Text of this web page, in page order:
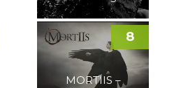
MORTIIS –
8